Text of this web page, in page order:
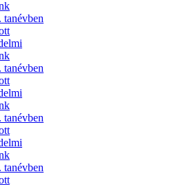
tanévben
tanévben
tanévben
tanévben